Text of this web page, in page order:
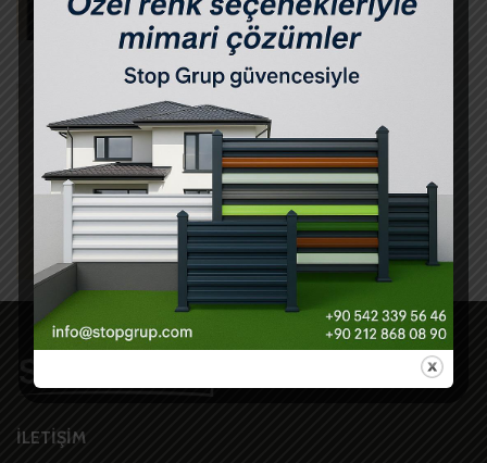
07/06/2021
ÇIT KAPI PROJELERI
Gürpınar Peyzaj – Panel Çit Kapı
İLETİŞİM